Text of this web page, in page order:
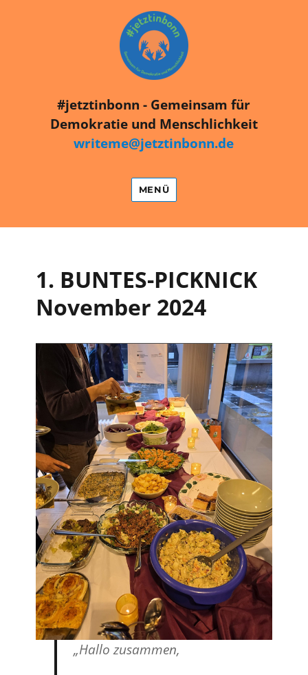
#jetztinbonn
#jetztinbonn - Gemeinsam für
Demokratie und Menschlichkeit
writeme@jetztinbonn.de
MENÜ
1. BUNTES-PICKNICK
November 2024
„Hallo zusammen,